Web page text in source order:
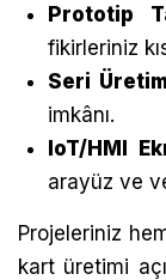
Prototip
fikirleriniz
Seri
imkânı.
IoT/HMI
arayüz ve
Projeleriniz
kart üretimi